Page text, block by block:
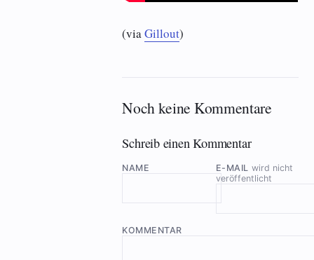
(viaGillout)
Noch keine Kommentare
Schreib einen Kommentar
NAME E-MAIL wird nicht
veröffentlicht
KOMMENTAR